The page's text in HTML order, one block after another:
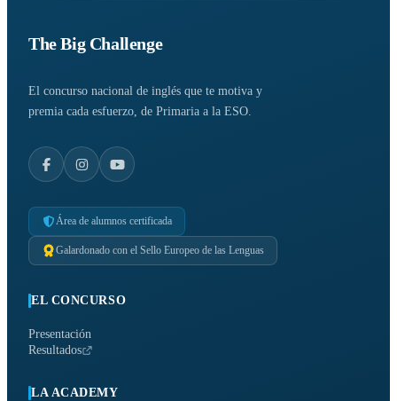
The Big Challenge
El concurso nacional de inglés que te motiva y
premia cada esfuerzo, de Primaria a la ESO.
Área de alumnos certificada
Galardonado con el Sello Europeo de las Lenguas
EL CONCURSO
Presentación
Resultados
LA ACADEMY